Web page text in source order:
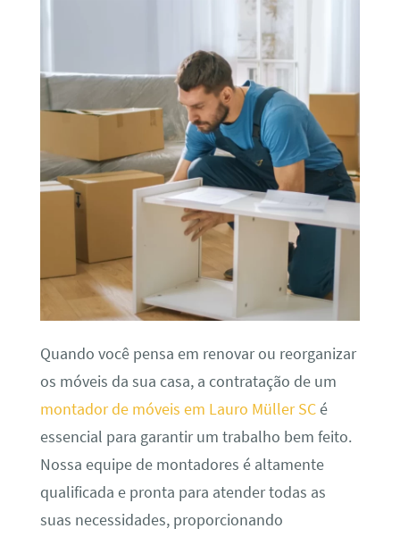
Quando você pensa em renovar ou reorganizar
os móveis da sua casa, a contratação de um
montador de móveis em Lauro Müller SCé
essencial para garantir um trabalho bem feito.
Nossa equipe de montadores é altamente
qualificada e pronta para atender todas as
suas necessidades, proporcionando